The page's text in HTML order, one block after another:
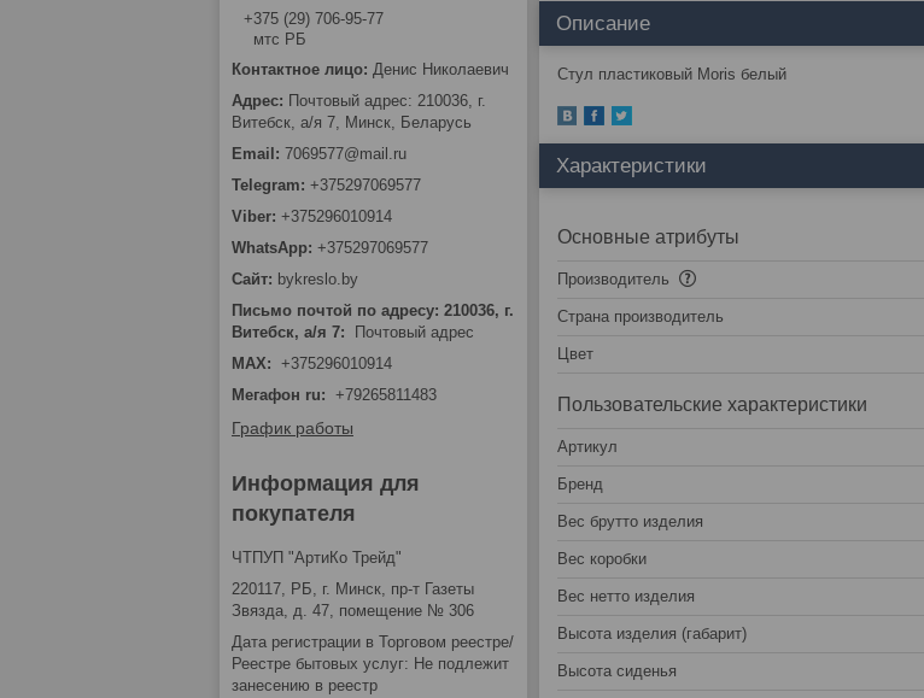
Описание
Стул пластиковый Moris белый
Характеристики
Основные атрибуты
Производитель
Страна производитель
Цвет
Пользовательские характеристики
Артикул
Бренд
Вес брутто изделия
Вес коробки
Вес нетто изделия
Высота изделия (габарит)
Высота сиденья
+375 (29) 706-95-77
мтс РБ
Денис Николаевич
Почтовый адрес: 210036, г.
Витебск, а/я 7, Минск, Беларусь
7069577@mail.ru
+375297069577
+375296010914
+375297069577
bykreslo.by
Письмо почтой по адресу: 210036, г.
Витебск, а/я 7
Почтовый адрес
MAX
+375296010914
Мегафон ru
+79265811483
График работы
Информация для
покупателя
ЧТПУП "АртиКо Трейд"
220117, РБ, г. Минск, пр-т Газеты
Звязда, д. 47, помещение № 306
Дата регистрации в Торговом реестре/
Реестре бытовых услуг: Не подлежит
занесению в реестр